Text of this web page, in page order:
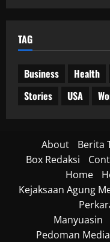
TAG
Business Health
Stories
USA
About Berita
Box Redaksi
Home
Kejaksaan Agung
Manyuasin
Pedoman